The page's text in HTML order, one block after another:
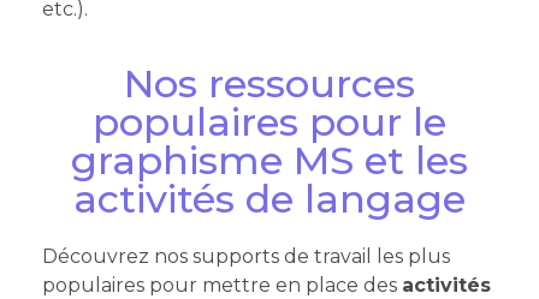
etc.).
Nos ressources
populaires pour le
graphisme MS et les
activités de langage
Découvrez nos supports de travail les plus
populaires pour mettre en place des activités